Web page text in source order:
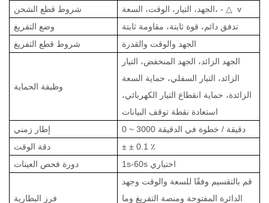
شروط قطع الشحن
الجهد، التيار، الوقت، السعة، - △
v
وضع التفريغ
تدفق دائم، قوة ثابتة، مقاومة ثابتة
شروط قطع التفريغ
الجهد والوقت والقدرة
وظيفة الحماية
الجهد الزائد، الجهد المنخفض، التيار
الزائد، التيار السفلي، حماية السعة
الزائدة، حماية انقطاع التيار الكهربائي،
استعادة نقطة توقف البيانات
إطار زمني
0 ~ 3000 دقيقة / خطوة في الدقيقة
دقة الوقت
± ± 0.1 ٪
دورة فحص العينات
1s-60s اختياري
فرز البطارية
قم بالتقسيم وفقًا للسعة والوقت وجهد
الدائرة المفتوحة ومنصة التفريغ وما